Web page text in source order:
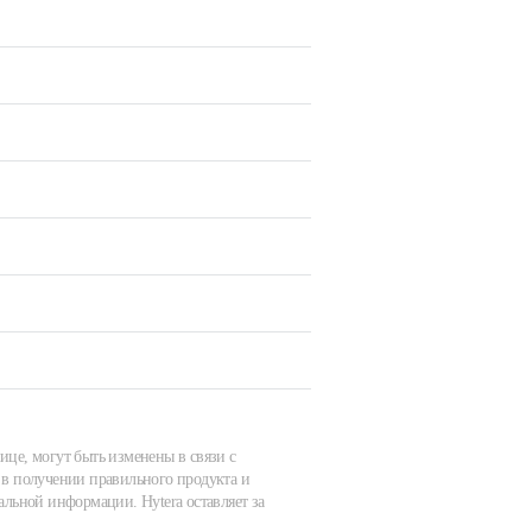
могут быть изменены в связи с
получении правильного продукта и
информации. Hytera оставляет за